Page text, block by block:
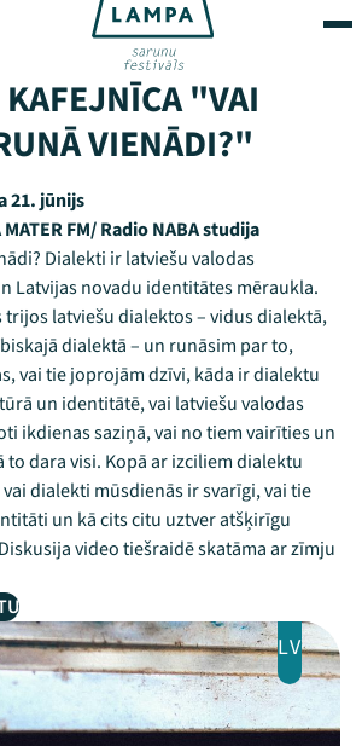
"VAI
VIENĀDI?"
21. jūnijs
MATER FM/ Radio NABA studija
Dialekti ir latviešu valodas
Latvijas novadu identitātes mēraukla.
trijos latviešu dialektos – vidus dialektā,
dialektā – un runāsim par to,
vai tie joprojām dzīvi, kāda ir dialektu
un identitātē, vai latviešu valodas
ikdienas saziņā, vai no tiem vairīties un
to dara visi. Kopā ar izciliem dialektu
dialekti mūsdienās ir svarīgi, vai tie
un kā cits citu uztver atšķirīgu
video tiešraidē skatāma ar zīmju
LV